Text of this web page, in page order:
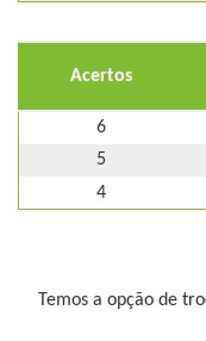
Acertos
6
5
4
Temos a opção de